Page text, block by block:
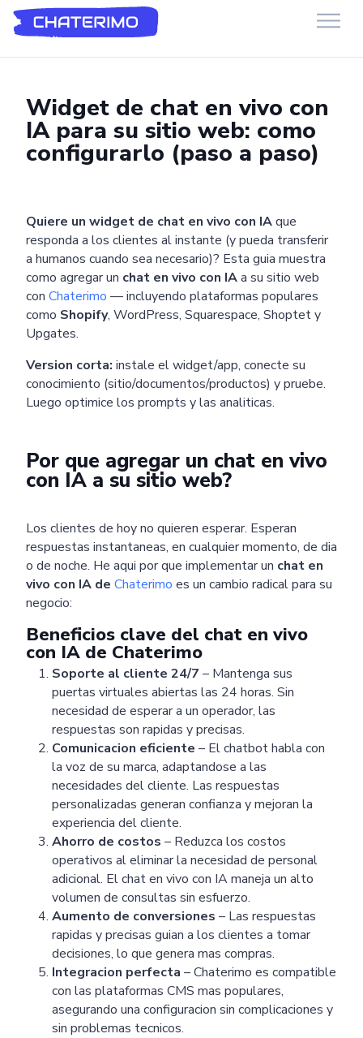
Widget de chat en vivo con
IA para su sitio web: como
configurarlo (paso a paso)
Quiere un widget de chat en vivo con IAque
responda a los clientes al instante (y pueda transferir
a humanos cuando sea necesario)? Esta guia muestra
como agregar un chat en vivo con IAa su sitio web
con Chaterimo — incluyendo plataformas populares
como Shopify, WordPress, Squarespace, Shoptet y
Upgates.
Version corta: instale el widget/app, conecte su
conocimiento (sitio/documentos/productos) y pruebe.
Luego optimice los prompts y las analiticas.
Por que agregar un chat en vivo
con IA a su sitio web?
Los clientes de hoy no quieren esperar. Esperan
respuestas instantaneas, en cualquier momento, de dia
o de noche. He aqui por que implementar un chat en
vivo con IA de Chaterimo es un cambio radical para su
negocio:
Beneficios clave del chat en vivo
con IA de Chaterimo
Soporte al cliente 24/7 – Mantenga sus
puertas virtuales abiertas las 24 horas. Sin
necesidad de esperar a un operador, las
respuestas son rapidas y precisas.
Comunicacion eficiente – El chatbot habla con
la voz de su marca, adaptandose a las
necesidades del cliente. Las respuestas
personalizadas generan confianza y mejoran la
experiencia del cliente.
Ahorro de costos – Reduzca los costos
operativos al eliminar la necesidad de personal
adicional. El chat en vivo con IA maneja un alto
volumen de consultas sin esfuerzo.
Aumento de conversiones – Las respuestas
rapidas y precisas guian a los clientes a tomar
decisiones, lo que genera mas compras.
Integracion perfecta – Chaterimo es compatible
con las plataformas CMS mas populares,
asegurando una configuracion sin complicaciones y
sin problemas tecnicos.
Chaterimo HelpDesk